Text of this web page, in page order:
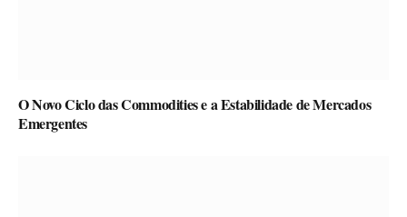
O Novo Ciclo das Commodities e a Estabilidade de Mercados
Emergentes